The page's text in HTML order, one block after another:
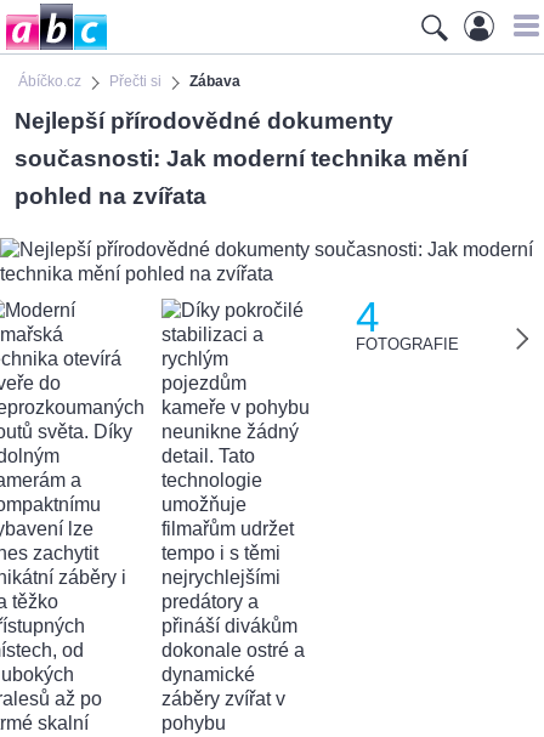
Ábíčko.cz Přečti si Zábava
Nejlepší přírodovědné dokumenty
současnosti: Jak moderní technika mění
pohled na zvířata
4
FOTOGRAFIE